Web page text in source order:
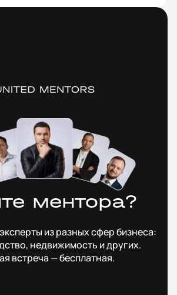
ментора?
из разных сфер бизнеса:
недвижимость и других.
встреча — бесплатная.